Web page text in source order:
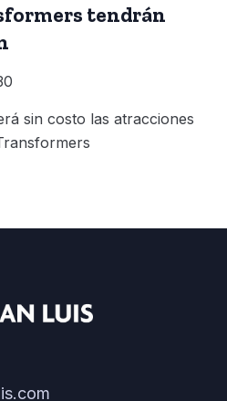
tendrán
sin costo las atracciones